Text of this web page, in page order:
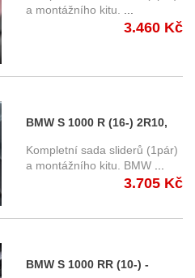
Motech
a montážního kitu.
3.460 Kč
BMW S 1000 R (16-) 2R10,
K47 - padací protektory SW-
Motech STP.07.865.10000/B
Kompletní sada sliderů (1pár)
a montážního kitu. BMW
3.705 Kč
BMW S 1000 RR (10-) -